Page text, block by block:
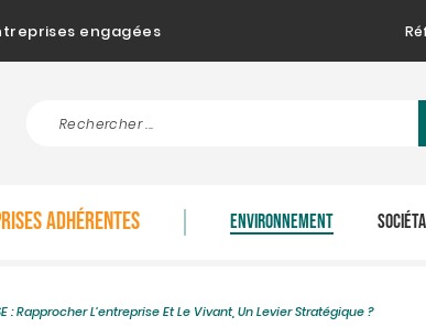
engagées
ADHÉRENTES ENVIRONNEMENT
: Rapprocher L’entreprise Et Le Vivant, Un Levier Stratégique ?